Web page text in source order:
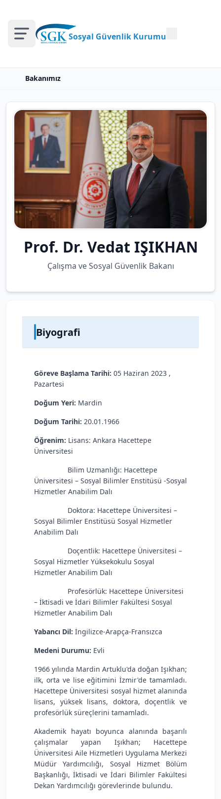
Sosyal Güvenlik Kurumu
Bakanımız
Prof. Dr. Vedat IŞIKHAN
Çalışma ve Sosyal Güvenlik Bakanı
Biyografi
Göreve Başlama Tarihi: 05 Haziran 2023 ,
Pazartesi
Doğum Yeri: Mardin
Doğum Tarihi: 20.01.1966
Öğrenim: Lisans: Ankara Hacettepe
Üniversitesi
Bilim Uzmanlığı: Hacettepe
Üniversitesi – Sosyal Bilimler Enstitüsü -Sosyal
Hizmetler Anabilim Dalı
Doktora: Hacettepe Üniversitesi –
Sosyal Bilimler Enstitüsü Sosyal Hizmetler
Anabilim Dalı
Doçentlik: Hacettepe Üniversitesi –
Sosyal Hizmetler Yüksekokulu Sosyal
Hizmetler Anabilim Dalı
Profesörlük: Hacettepe Üniversitesi
– İktisadi ve İdari Bilimler Fakültesi Sosyal
Hizmetler Anabilim Dalı
Yabancı Dil: İngilizce-Arapça-Fransızca
Medeni Durumu: Evli
1966 yılında Mardin Artuklu'da doğan Işıkhan;
ilk, orta ve lise eğitimini İzmir'de tamamladı.
Hacettepe Üniversitesi sosyal hizmet alanında
lisans, yüksek lisans, doktora, doçentlik ve
profesörlük süreçlerini tamamladı.
Akademik hayatı boyunca alanında başarılı
çalışmalar yapan Işıkhan; Hacettepe
Üniversitesi Aile Hizmetleri Uygulama Merkezi
Müdür Yardımcılığı, Sosyal Hizmet Bölüm
Başkanlığı, İktisadi ve İdari Bilimler Fakültesi
Dekan Yardımcılığı görevlerinde bulundu.